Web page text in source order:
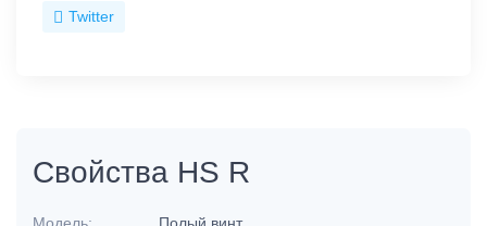
Twitter
Свойства HS R